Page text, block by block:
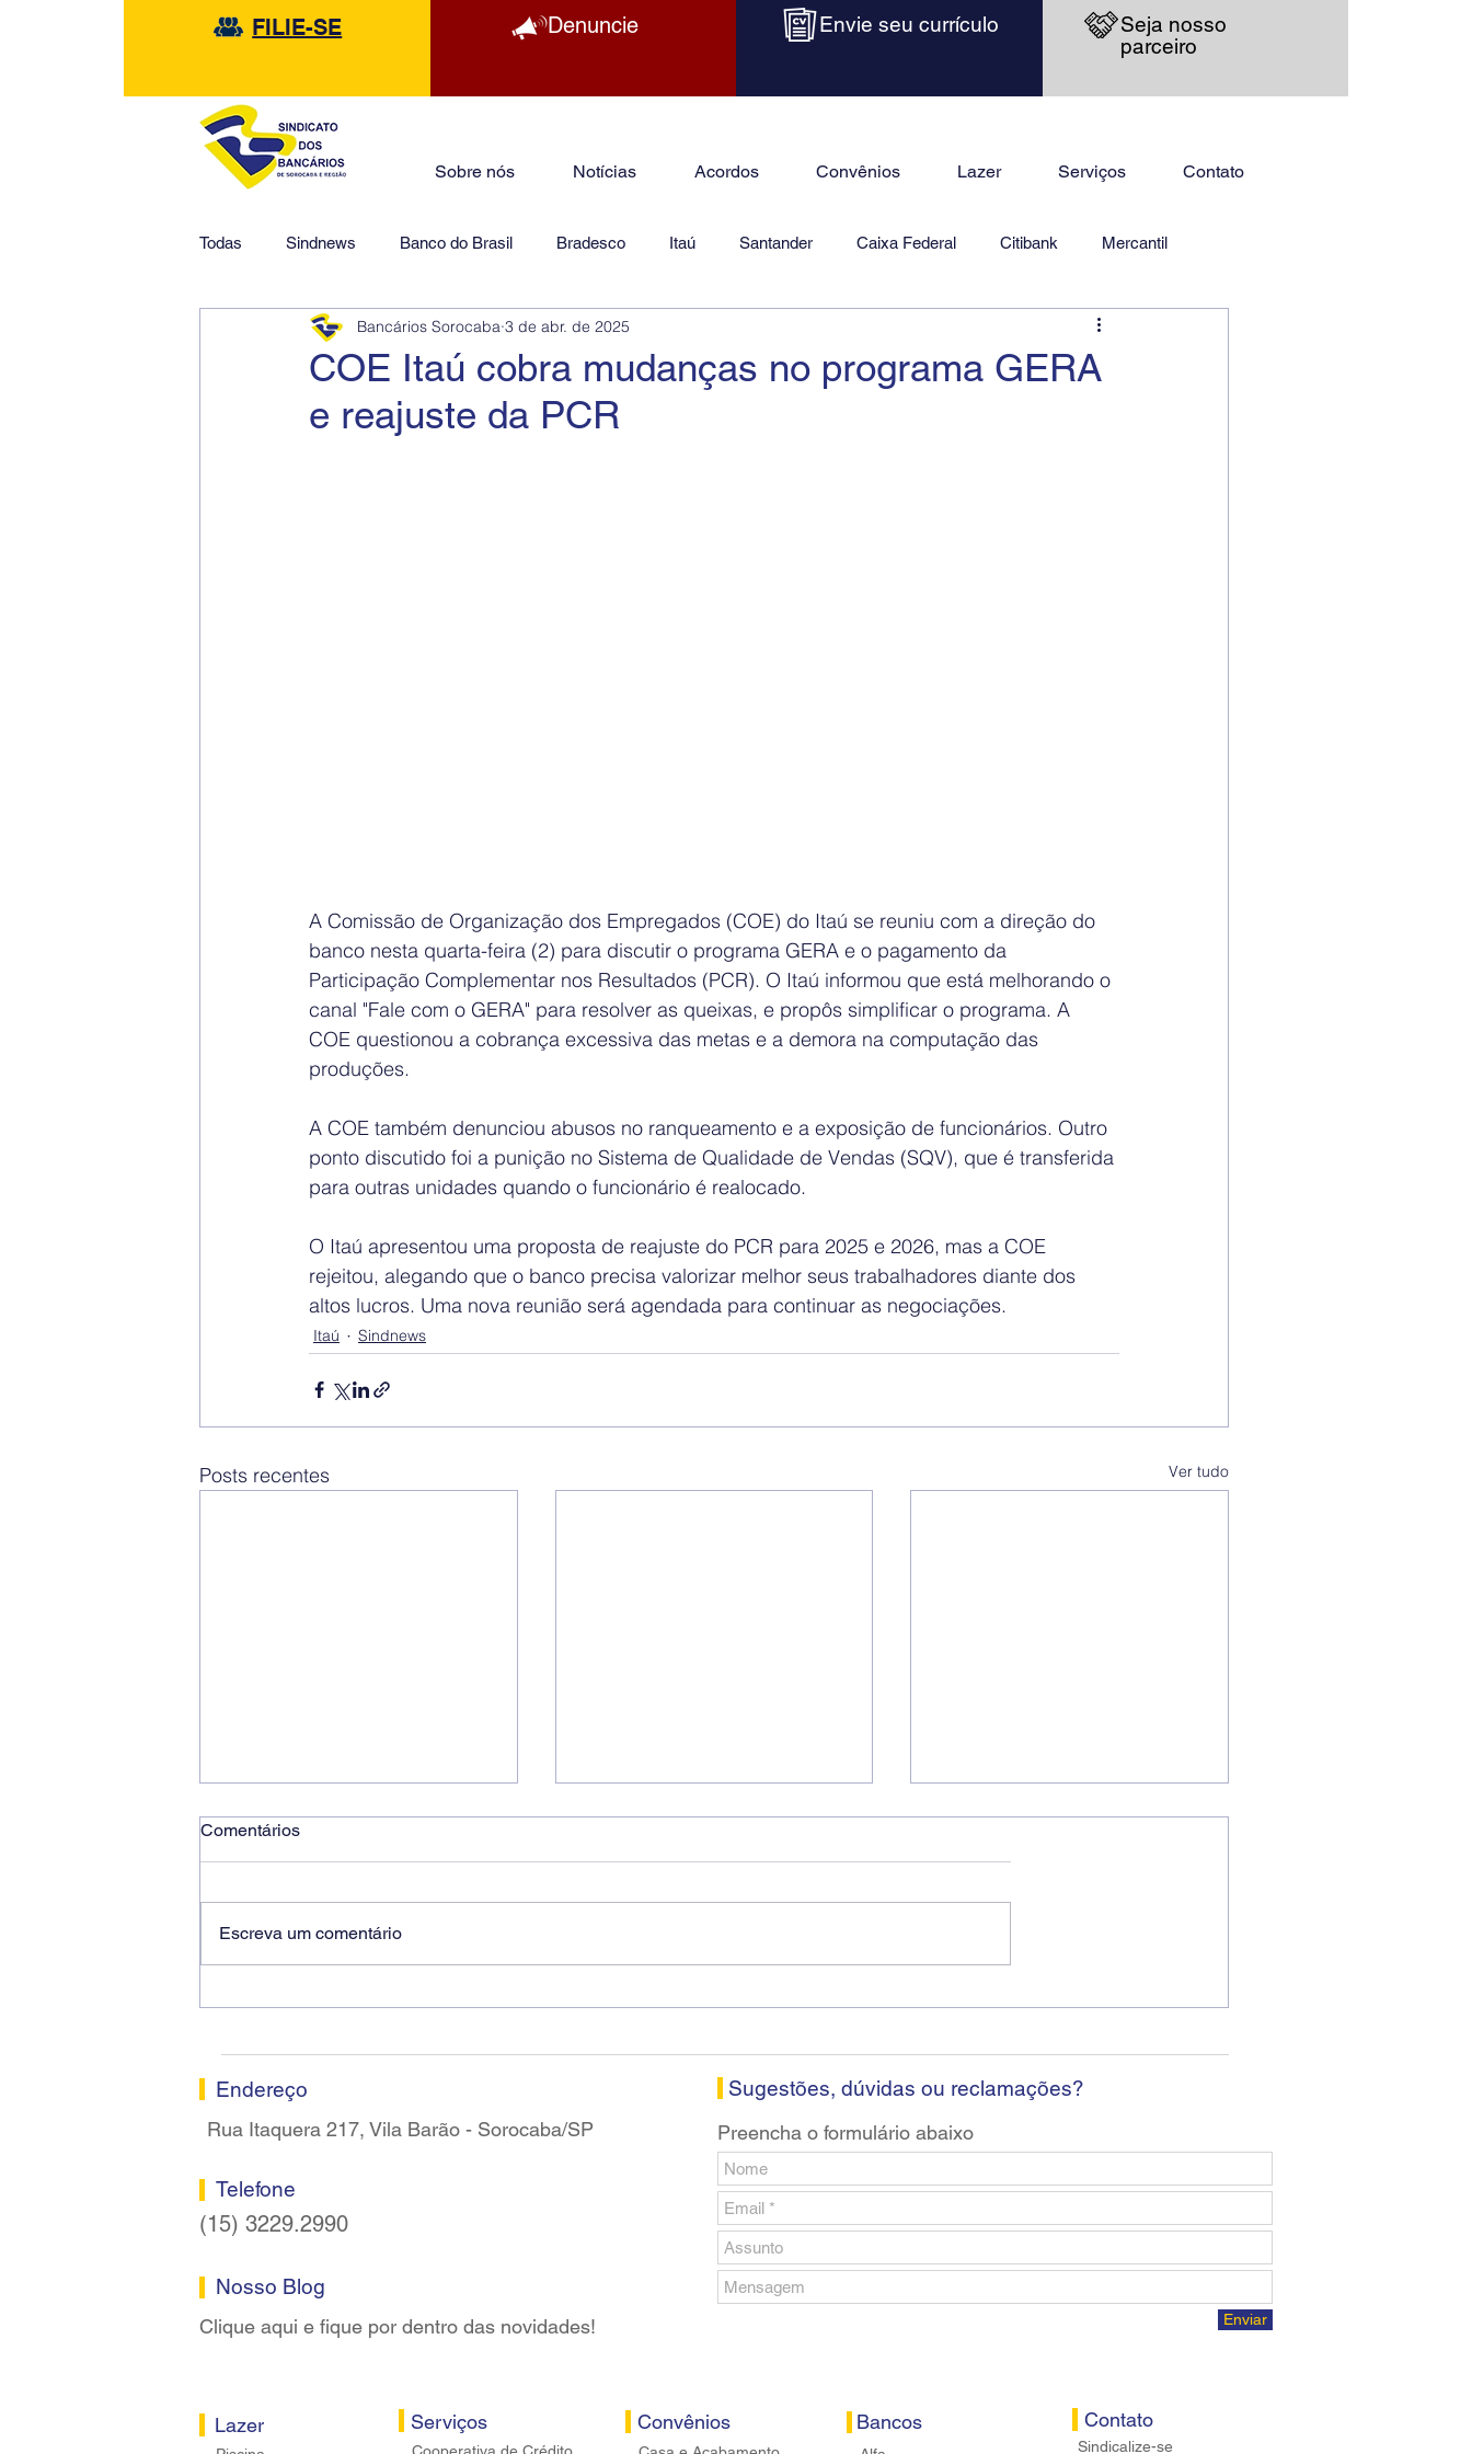
FILIE-SE Denuncie Envie seu currículo
Seja nosso
parceiro
Sobre nós Notícias Acordos Convênios Lazer Serviços Contato
Todas Sindnews Banco do Brasil Bradesco Itaú Santander Caixa Federal Citibank Mercantil
HSBC Financeiras Jurídico
COE Itaú cobra mudanças no programa GERA
e reajuste da PCR
Bancários Sorocaba 3 de abr. de 2025
A Comissão de Organização dos Empregados (COE) do Itaú se reuniu com a direção do
banco nesta quarta-feira (2) para discutir o programa GERA e o pagamento da
Participação Complementar nos Resultados (PCR). O Itaú informou que está melhorando o
canal "Fale com o GERA" para resolver as queixas, e propôs simplificar o programa. A
COE questionou a cobrança excessiva das metas e a demora na computação das
produções.
A COE também denunciou abusos no ranqueamento e a exposição de funcionários. Outro
ponto discutido foi a punição no Sistema de Qualidade de Vendas (SQV), que é transferida
para outras unidades quando o funcionário é realocado.
O Itaú apresentou uma proposta de reajuste do PCR para 2025 e 2026, mas a COE
rejeitou, alegando que o banco precisa valorizar melhor seus trabalhadores diante dos
altos lucros. Uma nova reunião será agendada para continuar as negociações.
Itaú Sindnews
Posts recentes Ver tudo
Comentários
Escreva um comentário
Endereço
Rua Itaquera 217, Vila Barão - Sorocaba/SP
Telefone
(15) 3229.2990
Nosso Blog
Clique aqui e fique por dentro das novidades!
Lazer Serviços
Sugestões, dúvidas ou reclamações?
Preencha o formulário abaixo
Enviar
Convênios Bancos Contato
Sindicalize-se